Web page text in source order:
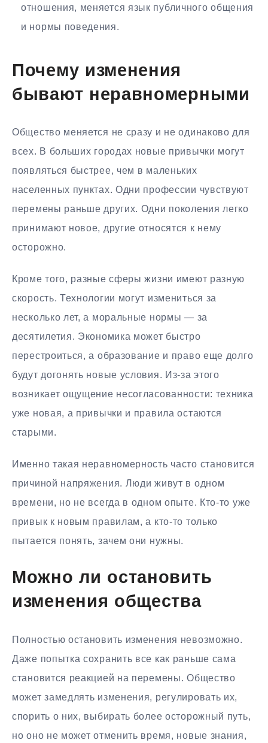
отношения, меняется язык публичного общения
и нормы поведения.
Почему изменения
бывают неравномерными
Общество меняется не сразу и не одинаково для
всех. В больших городах новые привычки могут
появляться быстрее, чем в маленьких
населенных пунктах. Одни профессии чувствуют
перемены раньше других. Одни поколения легко
принимают новое, другие относятся к нему
осторожно.
Кроме того, разные сферы жизни имеют разную
скорость. Технологии могут измениться за
несколько лет, а моральные нормы — за
десятилетия. Экономика может быстро
перестроиться, а образование и право еще долго
будут догонять новые условия. Из-за этого
возникает ощущение несогласованности: техника
уже новая, а привычки и правила остаются
старыми.
Именно такая неравномерность часто становится
причиной напряжения. Люди живут в одном
времени, но не всегда в одном опыте. Кто-то уже
привык к новым правилам, а кто-то только
пытается понять, зачем они нужны.
Можно ли остановить
изменения общества
Полностью остановить изменения невозможно.
Даже попытка сохранить все как раньше сама
становится реакцией на перемены. Общество
может замедлять изменения, регулировать их,
спорить о них, выбирать более осторожный путь,
но оно не может отменить время, новые знания,